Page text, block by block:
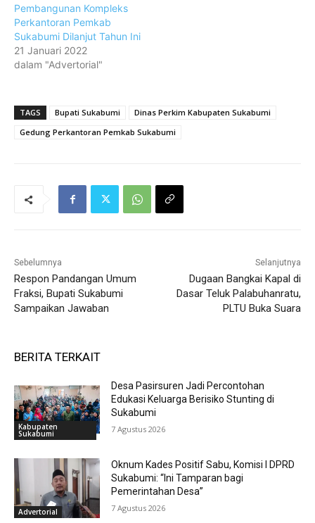
Pembangunan Kompleks
Perkantoran Pemkab
Sukabumi Dilanjut Tahun Ini
21 Januari 2022
dalam "Advertorial"
TAGS Bupati Sukabumi
Dinas Perkim Kabupaten Sukabumi
Gedung Perkantoran Pemkab Sukabumi
Sebelumnya
Respon Pandangan Umum
Fraksi, Bupati Sukabumi
Sampaikan Jawaban
Selanjutnya
Dugaan Bangkai Kapal di
Dasar Teluk Palabuhanratu,
PLTU Buka Suara
BERITA TERKAIT
Kabupaten
Sukabumi
Desa Pasirsuren Jadi Percontohan
Edukasi Keluarga Berisiko Stunting di
Sukabumi
7 Agustus 2026
Advertorial
Oknum Kades Positif Sabu, Komisi I DPRD
Sukabumi: “Ini Tamparan bagi
Pemerintahan Desa”
7 Agustus 2026